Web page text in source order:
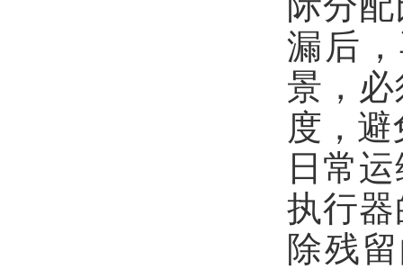
漏后
景，
度，
日常
执行
除残